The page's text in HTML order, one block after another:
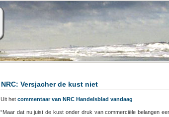
NRC: Versjacher de kust niet
Uit het commentaar van NRC Handelsblad vandaag
“Maar dat nu juist de kust onder druk van commerciële belangen